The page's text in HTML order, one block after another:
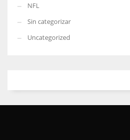
NFL
Sin categorizar
Uncategorized